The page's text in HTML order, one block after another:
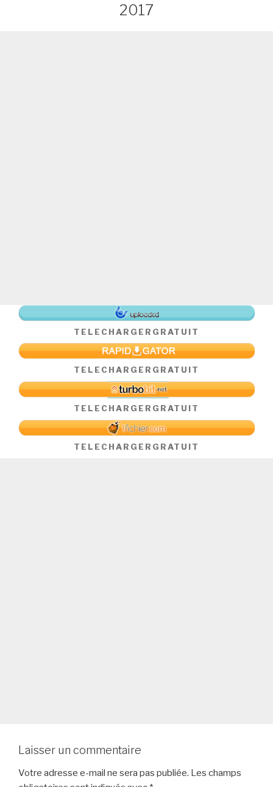
2017
TELECHARGER GRATUIT
TELECHARGER GRATUIT
TELECHARGER GRATUIT
TELECHARGER GRATUIT
Laisser un commentaire
Votre adresse e-mail ne sera pas publiée. Les champs